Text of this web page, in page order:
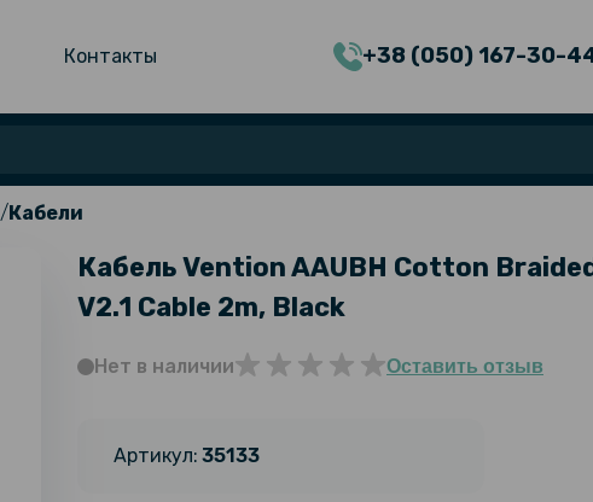
Контакты +38 (050) 167-30-
Кабели
Кабель Vention AAUBH Cotton
V2.1 Cable 2m, Black
Нет в наличии Оставить отзыв
Артикул: 35133